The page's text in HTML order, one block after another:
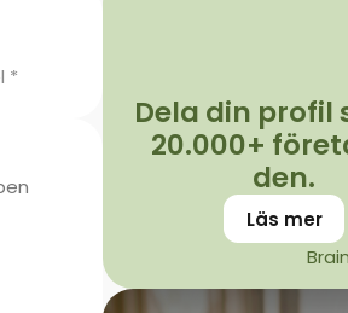
*
Dela din profil
20.000+
den.
Läs mer